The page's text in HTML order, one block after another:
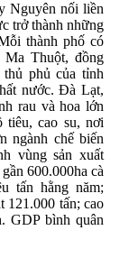
Nguyên nối liền
trở thành những
thành phố có
Thuột, đồng
phủ của tỉnh
nước. Đà Lạt,
rau và hoa lớn
tiêu, cao su, nơi
ngành chế biến
vùng sản xuất
600.000ha cà
tấn hằng năm;
121.000 tấn; cao
GDP bình quân